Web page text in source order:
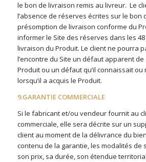
le bon de livraison remis au livreur. Le
l’absence de réserves écrites sur le bon
présomption de livraison conforme du
informer le Site des réserves dans les
livraison du Produit. Le client ne pourra
l’encontre du Site un défaut apparent
Produit ou un défaut qu’il connaissait
lorsqu’il a acquis le Produit.
9.GARANTIE COMMERCIALE
Si le fabricant et/ou vendeur fournit au
commerciale, elle sera décrite sur un
client au moment de la délivrance du
contenu de la garantie, les modalités de
son prix, sa durée, son étendue